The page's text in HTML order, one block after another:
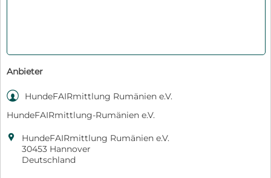
Anbieter

HundeFAIRmittlung Rumänien e.V.
HundeFAIRmittlung-Rumänien e.V.

HundeFAIRmittlung Rumänien e.V.
30453 Hannover
Deutschland